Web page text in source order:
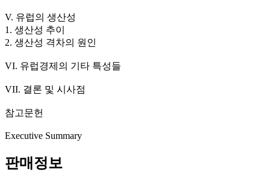
V. 유럽의 생산성
1. 생산성 추이
2. 생산성 격차의 원인
VI. 유럽경제의 기타 특성들
VII. 결론 및 시사점
참고문헌
Executive Summary
판매정보